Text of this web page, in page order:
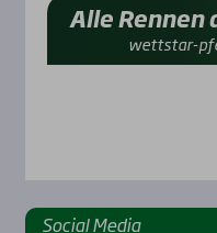
Alle Rennen
wettstar-
Social Media